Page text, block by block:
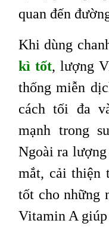
quan đến
Khi dùng
kì tốt, lượng
thống miễn
cách tối đa
mạnh trong
Ngoài ra
mắt, cải thiện
tốt cho những
Vitamin A giúp